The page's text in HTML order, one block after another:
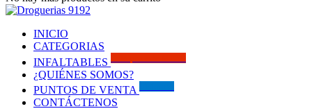
INICIO
CATEGORIAS
INFALTABLES
¿QUIÉNES SOMOS?
PUNTOS DE VENTA
CONTÁCTENOS